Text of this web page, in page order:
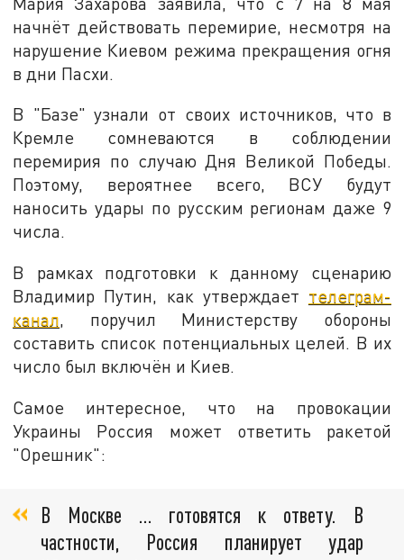
начнёт действовать перемирие, несмотря на
нарушение Киевом режима прекращения огня
в дни Пасхи.
В "Базе" узнали от своих источников, что в
Кремле сомневаются в соблюдении
перемирия по случаю Дня Великой Победы.
Поэтому, вероятнее всего, ВСУ будут
наносить удары по русским регионам даже 9
числа.
В рамках подготовки к данному сценарию
Владимир Путин, как утверждает телеграм-
канал, поручил Министерству обороны
составить список потенциальных целей. В их
число был включён и Киев.
Самое интересное, что на провокации
Украины Россия может ответить ракетой
"Орешник":
В Москве … готовятся к ответу. В
частности, Россия планирует удар